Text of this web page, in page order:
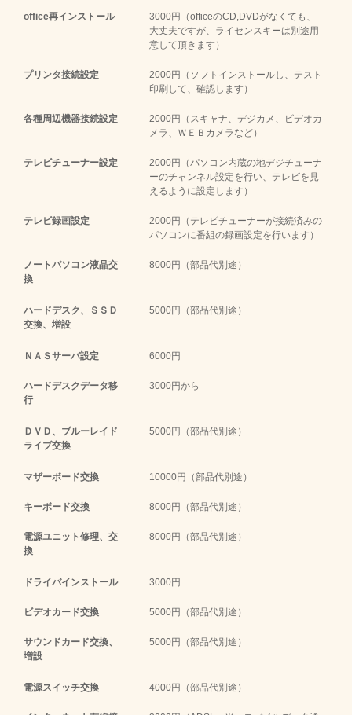
office再インストール
3000円（officeのCD,DVDがなくても、
大丈夫ですが、ライセンスキーは別途用
意して頂きます）
プリンタ接続設定
2000円（ソフトインストールし、テスト
印刷して、確認します）
各種周辺機器接続設定
2000円（スキャナ、デジカメ、ビデオカ
メラ、ＷＥＢカメラなど）
テレビチューナー設定
2000円（パソコン内蔵の地デジチューナ
ーのチャンネル設定を行い、テレビを見
えるように設定します）
テレビ録画設定
2000円（テレビチューナーが接続済みの
パソコンに番組の録画設定を行います）
ノートパソコン液晶交
換
8000円（部品代別途）
ハードデスク、ＳＳＤ
交換、増設
5000円（部品代別途）
ＮＡＳサーバ設定 6000円
ハードデスクデータ移
行
3000円から
ＤＶＤ、ブルーレイド
ライブ交換
5000円（部品代別途）
マザーボード交換 10000円（部品代別途）
キーボード交換 8000円（部品代別途）
電源ユニット修理、交
換
8000円（部品代別途）
ドライバインストール 3000円
ビデオカード交換 5000円（部品代別途）
サウンドカード交換、
増設
5000円（部品代別途）
電源スイッチ交換 4000円（部品代別途）